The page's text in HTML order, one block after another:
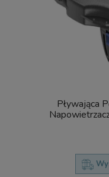
Pływająca